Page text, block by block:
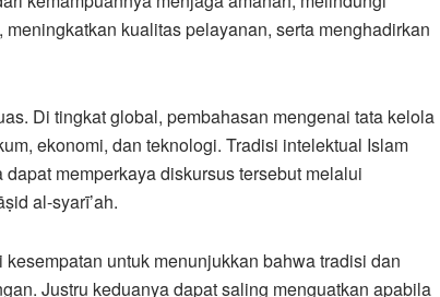
kualitas pelayanan, serta menghadirkan
Di tingkat global, pembahasan mengenai tata kelola
ekonomi, dan teknologi. Tradisi intelektual Islam
memperkaya diskursus tersebut melalui
al-syarī’ah.
untuk menunjukkan bahwa tradisi dan
Justru keduanya dapat saling menguatkan apabila